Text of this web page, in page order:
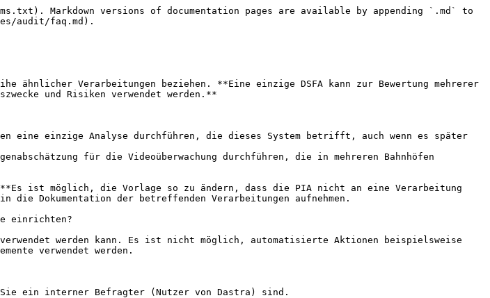
Markdown versions of documentation pages are available by appending `.md` to
audit/faq.md).
ähnlicher Verarbeitungen beziehen. **Eine einzige DSFA kann zur Bewertung mehrerer
und Risiken verwendet werden.**
eine einzige Analyse durchführen, die dieses System betrifft, auch wenn es später
für die Videoüberwachung durchführen, die in mehreren Bahnhöfen
ist möglich, die Vorlage so zu ändern, dass die PIA nicht an eine Verarbeitung
Dokumentation der betreffenden Verarbeitungen aufnehmen.
einrichten?
werden kann. Es ist nicht möglich, automatisierte Aktionen beispielsweise
verwendet werden.
ein interner Befragter (Nutzer von Dastra) sind.